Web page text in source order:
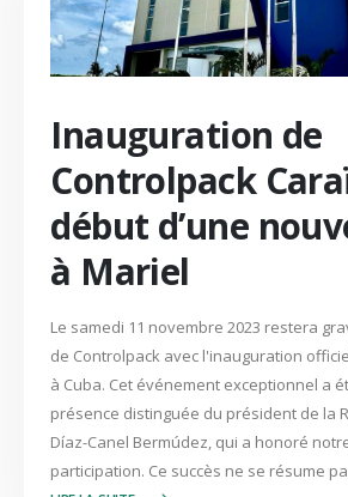
Inauguration de
Controlpack
début d’une
à Mariel
Le samedi 11 novembre 2023 restera
de Controlpack avec l'inauguration
à Cuba. Cet événement exceptionnel a
présence distinguée du président de la
Díaz-Canel Bermúdez, qui a honoré
participation. Ce succès ne se résume